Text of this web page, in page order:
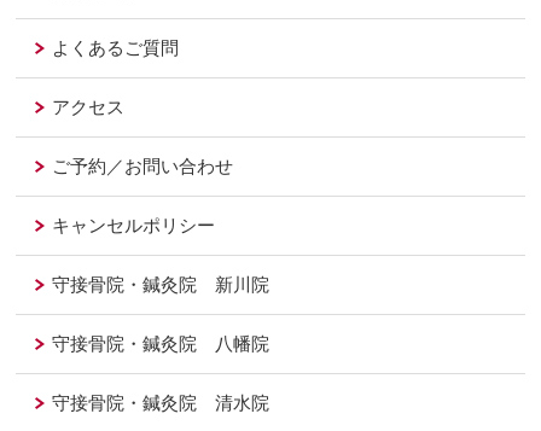
よくあるご質問
アクセス
ご予約／お問い合わせ
キャンセルポリシー
守接骨院・鍼灸院 新川院
守接骨院・鍼灸院 八幡院
守接骨院・鍼灸院 清水院